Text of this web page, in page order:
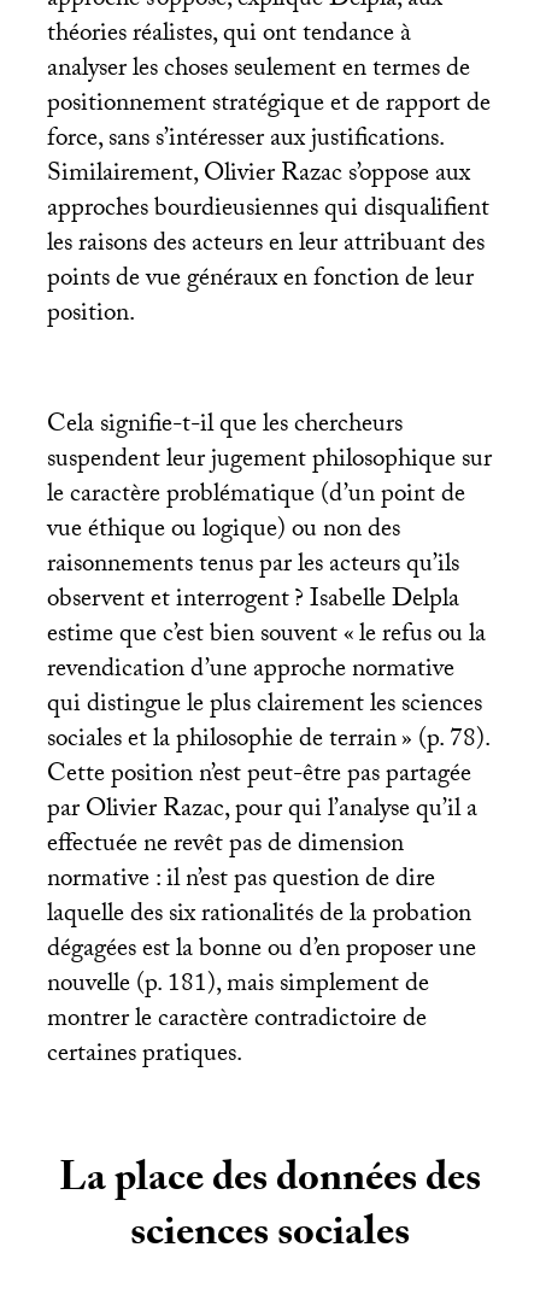
théories réalistes, qui ont tendance à
analyser les choses seulement en termes de
positionnement stratégique et de rapport de
force, sans s’intéresser aux justifications.
Similairement, Olivier Razac s’oppose aux
approches bourdieusiennes qui disqualifient
les raisons des acteurs en leur attribuant des
points de vue généraux en fonction de leur
position.
Cela signifie-t-il que les chercheurs
suspendent leur jugement philosophique sur
le caractère problématique (d’un point de
vue éthique ou logique) ou non des
raisonnements tenus par les acteurs qu’ils
observent et interrogent? Isabelle Delpla
estime que c’est bien souvent «le refus ou la
revendication d’une approche normative
qui distingue le plus clairement les sciences
sociales et la philosophie de terrain» (p. 78).
Cette position n’est peut-être pas partagée
par Olivier Razac, pour qui l’analyse qu’il a
effectuée ne revêt pas de dimension
normative : il n’est pas question de dire
laquelle des six rationalités de la probation
dégagées est la bonne ou d’en proposer une
nouvelle (p. 181), mais simplement de
montrer le caractère contradictoire de
certaines pratiques.
La place des données des
sciences sociales